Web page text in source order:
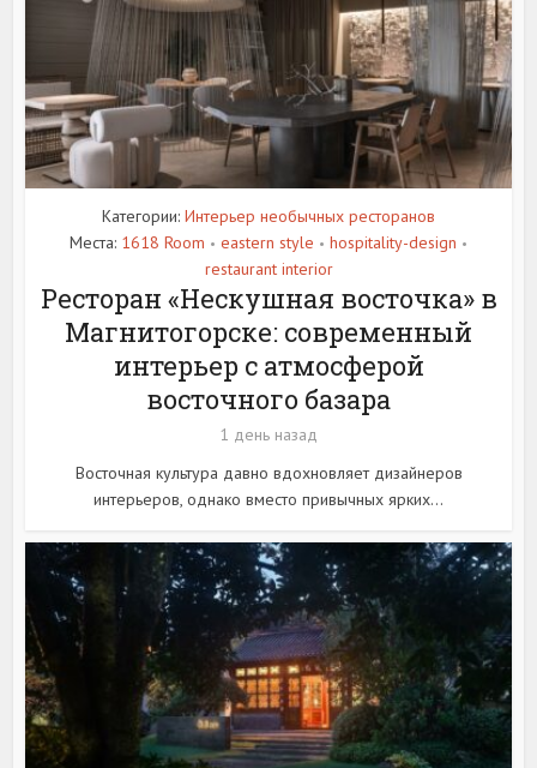
Категории: Интерьер необычных ресторанов
Места: 1618 Room • eastern style • hospitality-design •
restaurant interior
Ресторан «Нескушная восточка» в
Магнитогорске: современный
интерьер с атмосферой
восточного базара
1 день назад
Восточная культура давно вдохновляет дизайнеров
интерьеров, однако вместо привычных ярких...